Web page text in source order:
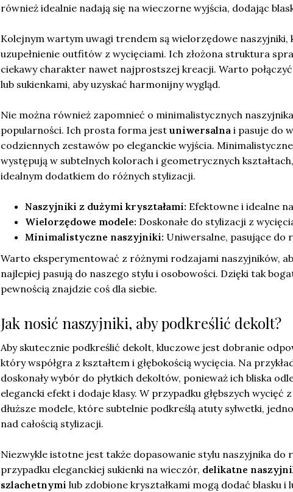
również idealnie nadają się na wieczorne wyjścia, dodając
Kolejnym wartym uwagi trendem są wielorzędowe naszyjniki,
uzupełnienie outfitów z wycięciami. Ich złożona struktura
ciekawy charakter nawet najprostszej kreacji. Warto
lub sukienkami, aby uzyskać harmonijny wygląd.
Nie można również zapomnieć o minimalistycznych
popularności. Ich prosta forma jest uniwersalna i pasuje do
codziennych zestawów po eleganckie wyjścia.
występują w subtelnych kolorach i geometrycznych
idealnym dodatkiem do różnych stylizacji.
Naszyjniki z dużymi kryształami: Efektowne i idealne
Wielorzędowe modele: Doskonałe do stylizacji z
Minimalistyczne naszyjniki: Uniwersalne, pasujące do
Warto eksperymentować z różnymi rodzajami naszyjników,
najlepiej pasują do naszego stylu i osobowości. Dzięki tak
pewnością znajdzie coś dla siebie.
Jak nosić naszyjniki, aby podkreślić dekolt?
Aby skutecznie podkreślić dekolt, kluczowe jest dobranie
który współgra z kształtem i głębokością wycięcia. Na
doskonały wybór do płytkich dekoltów, ponieważ ich bliska
elegancki efekt i dodaje klasy. W przypadku głębszych wycięć
dłuższe modele, które subtelnie podkreślą atuty sylwetki,
nad całością stylizacji.
Niezwykle istotne jest także dopasowanie stylu naszyjnika do
przypadku eleganckiej sukienki na wieczór, delikatne
szlachetnymi lub zdobione kryształkami mogą dodać blasku i